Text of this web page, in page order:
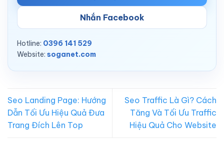
Nhắn Facebook
Hotline: 0396 141 529
Website: soganet.com
Seo Landing Page: Hướng
Dẫn Tối Ưu Hiệu Quả Đưa
Trang Đích Lên Top
Seo Traffic Là Gì? Cách
Tăng Và Tối Ưu Traffic
Hiệu Quả Cho Website